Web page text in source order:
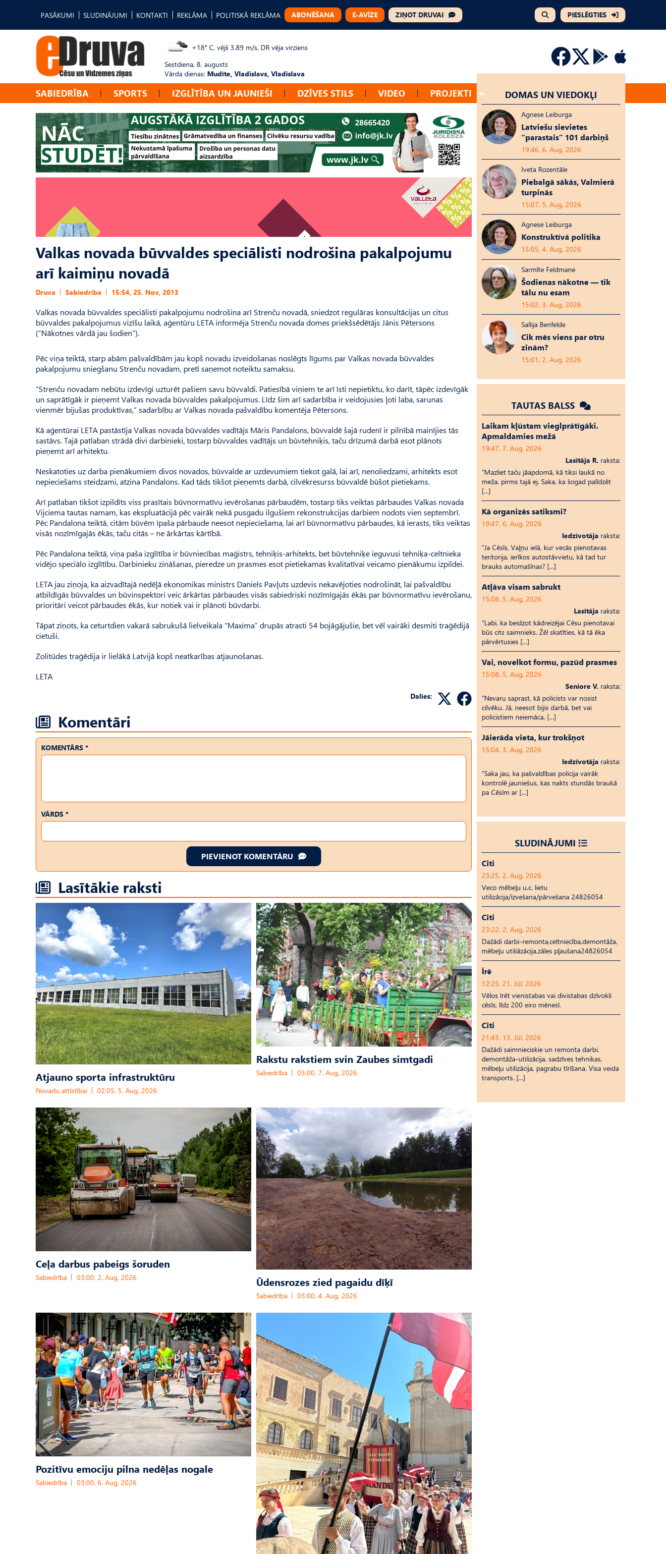
PASĀKUMI SLUDINĀJUMI KONTAKTI REKLĀMA POLITISKĀ REKLĀMA ABONĒŠANA E-AVĪZE ZIŅOT DRUVAI PIESLĒGTIES
+18° C, vējš 3.89 m/s, DR vēja virziens
Sestdiena, 8. augusts
Vārda dienas: Mudīte, Vladislavs, Vladislava
SABIEDRĪBA SPORTS IZGLĪTĪBA UN JAUNIEŠI DZĪVES STILS VIDEO PROJEKTI
Valkas novada būvvaldes speciālisti nodrošina pakalpojumu
arī kaimiņu novadā
Druva Sabiedrība 15:54, 25. Nov, 2013
Valkas novada būvvaldes speciālisti pakalpojumu nodrošina arī Strenču novadā, sniedzot regulāras konsultācijas un citus
būvvaldes pakalpojumus vizīšu laikā, aģentūru LETA informēja Strenču novada domes priekšsēdētājs Jānis Pētersons
(“Nākotnes vārdā jau šodien”).
Pēc viņa teiktā, starp abām pašvaldībām jau kopš novadu izveidošanas noslēgts līgums par Valkas novada būvvaldes
pakalpojumu sniegšanu Strenču novadam, pretī saņemot noteiktu samaksu.
“Strenču novadam nebūtu izdevīgi uzturēt pašiem savu būvvaldi. Patiesībā viņiem te arī īsti nepietiktu, ko darīt, tāpēc izdevīgāk
un saprātīgāk ir pieņemt Valkas novada būvvaldes pakalpojumus. Līdz šim arī sadarbība ir veidojusies ļoti laba, sarunas
vienmēr bijušas produktīvas,” sadarbību ar Valkas novada pašvaldību komentēja Pētersons.
Kā aģentūrai LETA pastāstīja Valkas novada būvvaldes vadītājs Māris Pandalons, būvvaldē šajā rudenī ir pilnībā mainījies tās
sastāvs. Tajā patlaban strādā divi darbinieki, tostarp būvvaldes vadītājs un būvtehniķis, taču drīzumā darbā esot plānots
pieņemt arī arhitektu.
Neskatoties uz darba pienākumiem divos novados, būvvalde ar uzdevumiem tiekot galā, lai arī, nenoliedzami, arhitekts esot
nepieciešams steidzami, atzina Pandalons. Kad tāds tikšot pieņemts darbā, cilvēkresurss būvvaldē būšot pietiekams.
Arī patlaban tikšot izpildīts viss prasītais būvnormatīvu ievērošanas pārbaudēm, tostarp tiks veiktas pārbaudes Valkas novada
Vijciema tautas namam, kas ekspluatācijā pēc vairāk nekā pusgadu ilgušiem rekonstrukcijas darbiem nodots vien septembrī.
Pēc Pandalona teiktā, citām būvēm īpaša pārbaude neesot nepieciešama, lai arī būvnormatīvu pārbaudes, kā ierasts, tiks veiktas
visās nozīmīgajās ēkās, taču citās – ne ārkārtas kārtībā.
Pēc Pandalona teiktā, viņa paša izglītība ir būvniecības maģistrs, tehniķis-arhitekts, bet būvtehniķe ieguvusi tehniķa-celtnieka
vidējo speciālo izglītību. Darbinieku zināšanas, pieredze un prasmes esot pietiekamas kvalitatīvai veicamo pienākumu izpildei.
LETA jau ziņoja, ka aizvadītajā nedēļā ekonomikas ministrs Daniels Pavļuts uzdevis nekavējoties nodrošināt, lai pašvaldību
atbildīgās būvvaldes un būvinspektori veic ārkārtas pārbaudes visās sabiedriski nozīmīgajās ēkās par būvnormatīvu ievērošanu,
prioritāri veicot pārbaudes ēkās, kur notiek vai ir plānoti būvdarbi.
Tāpat ziņots, ka ceturtdien vakarā sabrukušā lielveikala “Maxima” drupās atrasti 54 bojāgājušie, bet vēl vairāki desmiti traģēdijā
cietuši.
Zolitūdes traģēdija ir lielākā Latvijā kopš neatkarības atjaunošanas.
LETA
Dalies:
Komentāri
KOMENTĀRS *
VĀRDS *
PIEVIENOT KOMENTĀRU
Lasītākie raksti
Atjauno sporta infrastruktūru
Novadu attīstībai 02:05, 5. Aug, 2026
Rakstu rakstiem svin Zaubes simtgadi
Sabiedrība 03:00, 7. Aug, 2026
Ceļa darbus pabeigs šoruden
Sabiedrība 03:00, 2. Aug, 2026 Ūdensrozes zied pagaidu dīķī
Sabiedrība 03:00, 4. Aug, 2026
Pozitīvu emociju pilna nedēļas nogale
Sabiedrība 03:00, 6. Aug, 2026
DOMAS UN VIEDOKĻI
Agnese Leiburga
Latviešu sievietes
“parastais” 101 darbiņš
19:46, 6. Aug, 2026
Iveta Rozentāle
Piebalgā sākās, Valmierā
turpinās
15:07, 5. Aug, 2026
Agnese Leiburga
Konstruktīvā politika
15:05, 4. Aug, 2026
Sarmīte Feldmane
Šodienas nākotne — tik
tālu nu esam
15:02, 3. Aug, 2026
Sallija Benfelde
Cik mēs viens par otru
zinām?
15:01, 2. Aug, 2026
TAUTAS BALSS
Laikam kļūstam vieglprātīgāki.
Apmaldamies mežā
19:47, 7. Aug, 2026
Lasītāja R. raksta:
“Mazliet taču jāapdomā, kā tiksi laukā no
meža, pirms tajā ej. Saka, ka šogad palīdzēt
[…]
Kā organizēs satiksmi?
19:47, 6. Aug, 2026
Iedzīvotāja raksta:
“Ja Cēsīs, Vaļņu ielā, kur vecās pienotavas
teritorija, ierīkos autostāvvietu, kā tad tur
brauks automašīnas? […]
Atļāva visam sabrukt
15:08, 5. Aug, 2026
Lasītāja raksta:
“Labi, ka beidzot kādreizējai Cēsu pienotavai
būs cits saimnieks. Žēl skatīties, kā tā ēka
pārvērtusies […]
Vai, novelkot formu, pazūd prasmes
15:08, 5. Aug, 2026
Seniore V. raksta:
“Nevaru saprast, kā policists var nosist
cilvēku. Jā, neesot bijis darbā, bet vai
policistiem neiemāca, […]
Jāierāda vieta, kur trokšņot
15:04, 3. Aug, 2026
Iedzīvotāja raksta:
“Saka jau, ka pašvaldības policija vairāk
kontrolē jauniešus, kas nakts stundās braukā
pa Cēsīm ar […]
SLUDINĀJUMI
Citi
23:25, 2. Aug, 2026
Veco mēbeļu u.c. lietu
utilizācija/izvešana/pārvešana 24826054
Citi
23:22, 2. Aug, 2026
Dažādi darbi-remonta,celtniecība,demontāža,
mēbeļu utiliāzācija,zāles pļaušana24826054
Īrē
12:25, 21. Jūl, 2026
Vēlos īrēt vienistabas vai divistabas dzīvokli
cēsīs, līdz 200 eiro mēnesī.
Citi
21:43, 13. Jūl, 2026
Dažādi saimnieciskie un remonta darbi,
demontāža-utilizācija, sadzīves tehnikas,
mēbeļu utilizācija, pagrabu tīrīšana. Visa veida
transports. […]